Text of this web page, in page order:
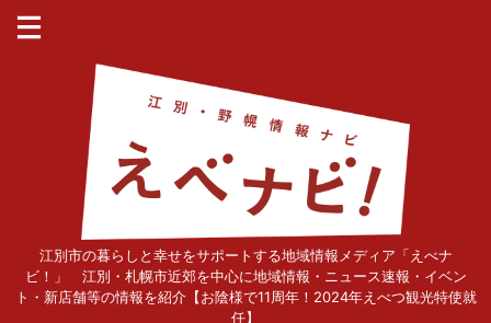
江別市の暮らしと幸せをサポートする地域情報メディア「えべナ
ビ！」 江別・札幌市近郊を中心に地域情報・ニュース速報・イベン
ト・新店舗等の情報を紹介【お陰様で11周年！2024年えべつ観光特使就
任】